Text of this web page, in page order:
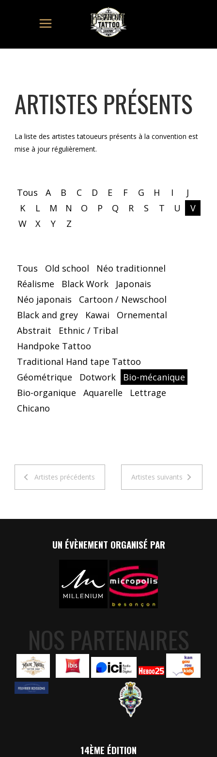
ARTISTES PRÉSENTS
La liste des artistes tatoueurs présents à la convention est
mise à jour régulièrement.
Tous A B C D E F G H I
J
K
L M N O P Q R S T U
V
W
X Y Z
Tous Old school
Néo traditionnel
Réalisme
Black Work
Japonais
Néo japonais
Cartoon / Newschool
Black and grey
Kawai
Ornemental
Abstrait
Ethnic / Tribal
Handpoke Tattoo
Traditional Hand tape Tattoo
Géométrique
Dotwork
Bio-mécanique
Bio-organique
Aquarelle
Lettrage
Chicano
Artistes précédents Artistes suivants
UN ÉVÈNEMENT ORGANISÉ PAR
NOS PARTENAIRES
14ÈME ÉDITION